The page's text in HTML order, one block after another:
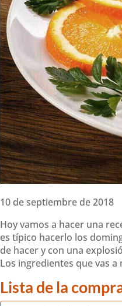
10 de septiembre de 2018
Hoy vamos a hacer una
es típico hacerlo los
de hacer y con una
Los ingredientes que vas
Lista de la